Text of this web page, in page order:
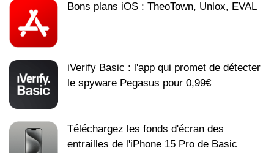
Bons plans iOS : TheoTown, Unlox, EVAL
iVerify Basic : l'app qui promet de détecter
le spyware Pegasus pour 0,99€
Téléchargez les fonds d'écran des
entrailles de l'iPhone 15 Pro de Basic